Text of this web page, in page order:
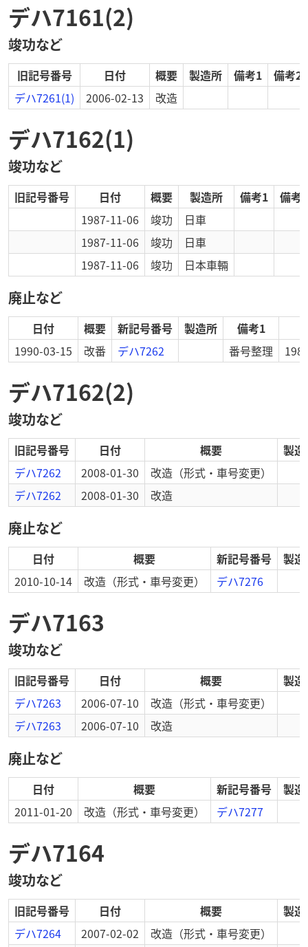
デハ7161(2)
竣功など
旧記号番号 日付 概要 製造所 備考1
備考2
デハ7261(1)
2006-02-13 改造
デハ7162(1)
竣功など
旧記号番号 日付 概要 製造所 備考1
備考2
1987-11-06
竣功
日車
1987-11-06
竣功
日車
1987-11-06
竣功 日本車輛
廃止など
日付 概要 新記号番号 製造所
備考1
1990-03-15
改番 デハ7262 番号整理
デハ7162(2)
竣功など
旧記号番号 日付 概要
製
デハ7262
2008-01-30 改造 （形式・車号変更）
デハ7262
2008-01-30 改造
廃止など
日付 概要 新記号番号
製
2010-10-14
改造 （形式・車号変更） デハ7276
デハ7163
竣功など
旧記号番号 日付 概要
製
デハ7263
2006-07-10 改造 （形式・車号変更）
デハ7263
2006-07-10 改造
廃止など
日付 概要 新記号番号
製
2011-01-20
改造 （形式・車号変更） デハ7277
デハ7164
竣功など
旧記号番号 日付 概要
製
デハ7264
2007-02-02 改造 （形式・車号変更）